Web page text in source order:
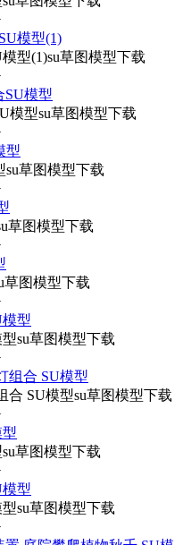
型(1)su草图模型下载
模型su草图模型下载
su草图模型下载
草图模型下载
草图模型下载
su草图模型下载
合 SU模型su草图模型下载
草图模型下载
su草图模型下载